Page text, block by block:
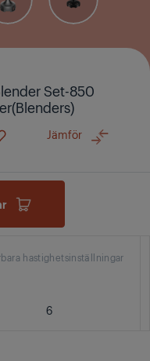
Set-850
Jämför
hastighetsinställningar
6